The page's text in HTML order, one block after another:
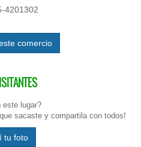
4201302
comercio
este lugar?
sacaste y compartila con todos!
tu foto